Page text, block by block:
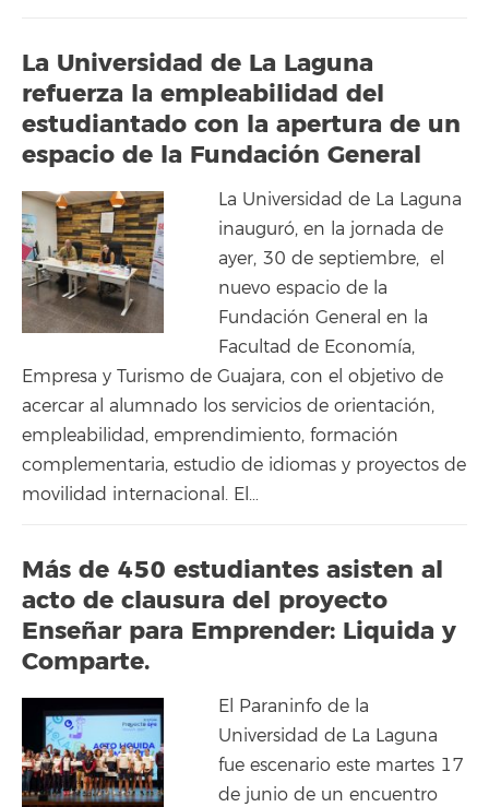
La Universidad de La Laguna
refuerza la empleabilidad del
estudiantado con la apertura de un
espacio de la Fundación General
La Universidad de La Laguna
inauguró, en la jornada de
ayer, 30 de septiembre, el
nuevo espacio de la
Fundación General en la
Facultad de Economía,
Empresa y Turismo de Guajara, con el objetivo de
acercar al alumnado los servicios de orientación,
empleabilidad, emprendimiento, formación
complementaria, estudio de idiomas y proyectos de
movilidad internacional. El…
Más de 450 estudiantes asisten al
acto de clausura del proyecto
Enseñar para Emprender: Liquida y
Comparte.
El Paraninfo de la
Universidad de La Laguna
fue escenario este martes 17
de junio de un encuentro